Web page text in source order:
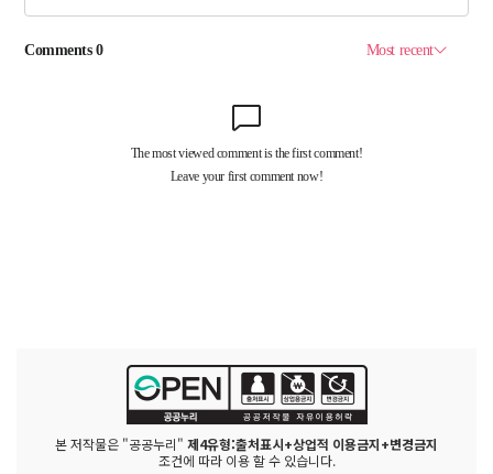
본 저작물은 "공공누리" 제4유형:출처표시+상업적 이용금지+변경금지
조건에 따라 이용 할 수 있습니다.